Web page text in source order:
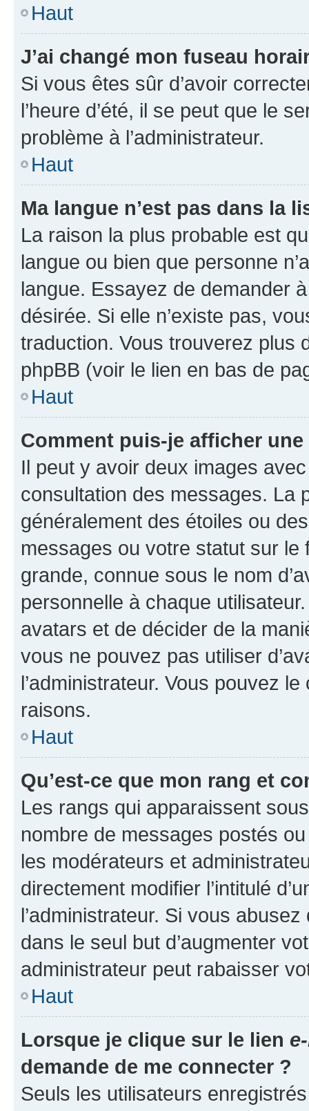
Haut
J’ai changé mon fuseau
Si vous êtes sûr d’avoir
l’heure d’été, il se peut que le
problème à l’administrateur.
Haut
Ma langue n’est pas dans la
La raison la plus probable est
langue ou bien que personne
langue. Essayez de demander
désirée. Si elle n’existe pas,
traduction. Vous trouverez plus
phpBB (voir le lien en bas de
Haut
Comment puis-je afficher
Il peut y avoir deux images
consultation des messages. La
généralement des étoiles ou
messages ou votre statut sur
grande, connue sous le nom
personnelle à chaque utilisateur.
avatars et de décider de la
vous ne pouvez pas utiliser
l’administrateur. Vous pouvez
raisons.
Haut
Qu’est-ce que mon rang et
Les rangs qui apparaissent
nombre de messages postés
les modérateurs et
directement modifier l’intitulé
l’administrateur. Si vous
dans le seul but d’augmenter
administrateur peut rabaisser
Haut
Lorsque je clique sur le lien
demande de me connecter ?
Seuls les utilisateurs